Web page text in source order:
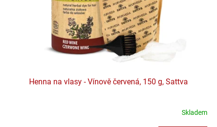
Henna na vlasy - Vínově červená, 150 g, Sattva
Skladem